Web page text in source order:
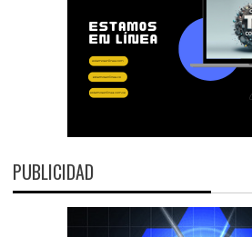
PUBLICIDAD